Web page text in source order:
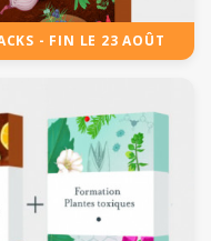
- FIN LE 23 AOÛT